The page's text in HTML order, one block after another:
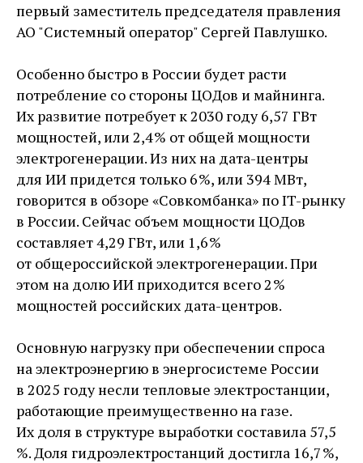
первый заместитель председателя правления
АО "Системный оператор" Сергей Павлушко.
Особенно быстро в России будет расти
потребление со стороны ЦОДов и майнинга.
Их развитие потребует к 2030 году 6,57 ГВт
мощностей, или 2,4 % от общей мощности
электрогенерации. Из них на дата-центры
для ИИ придется только 6 %, или 394 МВт,
говорится в обзоре «Совкомбанка» по IT-рынку
в России. Сейчас объем мощности ЦОДов
составляет 4,29 ГВт, или 1,6 %
от общероссийской электрогенерации. При
этом на долю ИИ приходится всего 2 %
мощностей российских дата-центров.
Основную нагрузку при обеспечении спроса
на электроэнергию в энергосистеме России
в 2025 году несли тепловые электростанции,
работающие преимущественно на газе.
Их доля в структуре выработки составила 57,5
%. Доля гидроэлектростанций достигла 16,7 %,